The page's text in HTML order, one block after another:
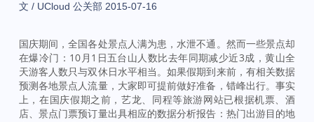
文 / UCloud 公关部 2015-07-16
国庆期间，全国各处景点人满为患，水泄不通。然而一些景点却
在爆冷门：10月1日五台山人数比去年同期减少近3成，黄山全
天游客人数只与双休日水平相当。如果假期到来前，有相关数据
预测各地景点人流量，大家即可提前做好准备，错峰出行。事实
上，在国庆假期之前，艺龙、同程等旅游网站已根据机票、酒
店、景点门票预订量出具相应的数据分析报告：热门出游目的地